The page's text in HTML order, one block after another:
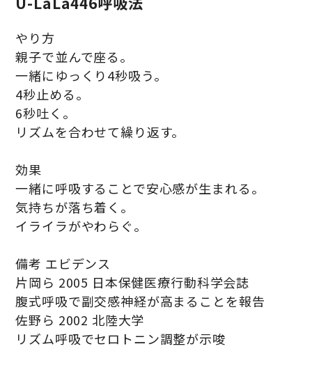
やり方
親子で並んで座る。
一緒にゆっくり4秒吸う。
4秒止める。
6秒吐く。
リズムを合わせて繰り返す。
効果
一緒に呼吸することで安心感が生まれる。
気持ちが落ち着く。
イライラがやわらぐ。
備考 エビデンス
片岡ら 2005 日本保健医療行動科学会誌
腹式呼吸で副交感神経が高まることを報告
佐野ら 2002 北陸大学
リズム呼吸でセロトニン調整が示唆